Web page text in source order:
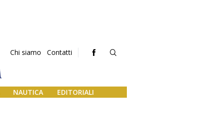
Chi siamo Contatti
NAUTICA EDITORIALI